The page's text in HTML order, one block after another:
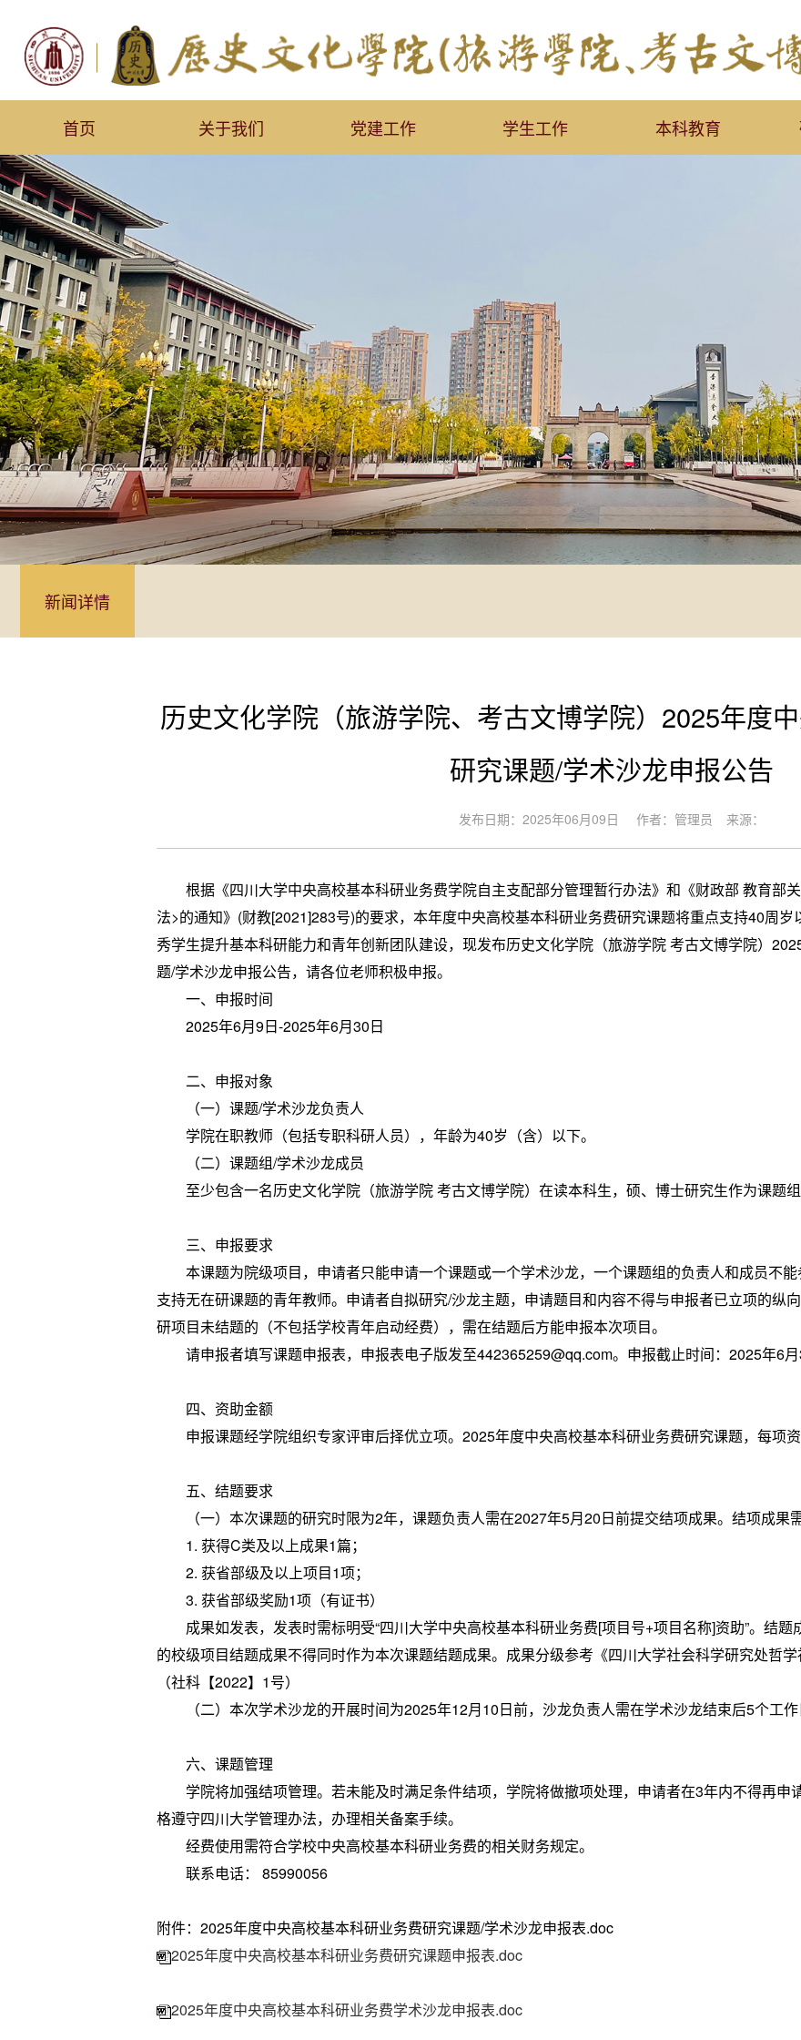
首页 关于我们 党建工作 学生工作 本科教育
新闻详情
历史文化学院（旅游学院、考古文博学院）2025年度
研究课题/学术沙龙申报公告
发布日期：2025年06月09日 作者：管理员 来源：
根据《四川大学中央高校基本科研业务费学院自主支配部分管理暂行办法》和《财政部 教育部
法>的通知》(财教[2021]283号)的要求，本年度中央高校基本科研业务费研究课题将重点支持40周
秀学生提升基本科研能力和青年创新团队建设，现发布历史文化学院（旅游学院 考古文博学院）
题/学术沙龙申报公告，请各位老师积极申报。
一、申报时间
2025年6月9日-2025年6月30日
二、申报对象
（一）课题/学术沙龙负责人
学院在职教师（包括专职科研人员），年龄为40岁（含）以下。
（二）课题组/学术沙龙成员
至少包含一名历史文化学院（旅游学院 考古文博学院）在读本科生，硕、博士研究生作为课题组/
三、申报要求
本课题为院级项目，申请者只能申请一个课题或一个学术沙龙，一个课题组的负责人和成员不
支持无在研课题的青年教师。申请者自拟研究/沙龙主题，申请题目和内容不得与申报者已立项的纵
研项目未结题的（不包括学校青年启动经费），需在结题后方能申报本次项目。
请申报者填写课题申报表，申报表电子版发至442365259@qq.com。申报截止时间：2025年6月
四、资助金额
申报课题经学院组织专家评审后择优立项。2025年度中央高校基本科研业务费研究课题，每项资
五、结题要求
（一）本次课题的研究时限为2年，课题负责人需在2027年5月20日前提交结项成果。结项成果需
1. 获得C类及以上成果1篇；
2. 获省部级及以上项目1项；
3. 获省部级奖励1项（有证书）
成果如发表，发表时需标明受“四川大学中央高校基本科研业务费[项目号+项目名称]资助”。结题
的校级项目结题成果不得同时作为本次课题结题成果。成果分级参考《四川大学社会科学研究处哲
（社科【2022】1号）
（二）本次学术沙龙的开展时间为2025年12月10日前，沙龙负责人需在学术沙龙结束后5个工作
六、课题管理
学院将加强结项管理。若未能及时满足条件结项，学院将做撤项处理，申请者在3年内不得再申
格遵守四川大学管理办法，办理相关备案手续。
经费使用需符合学校中央高校基本科研业务费的相关财务规定。
联系电话： 85990056
附件：2025年度中央高校基本科研业务费研究课题/学术沙龙申报表.doc
2025年度中央高校基本科研业务费研究课题申报表.doc
2025年度中央高校基本科研业务费学术沙龙申报表.doc